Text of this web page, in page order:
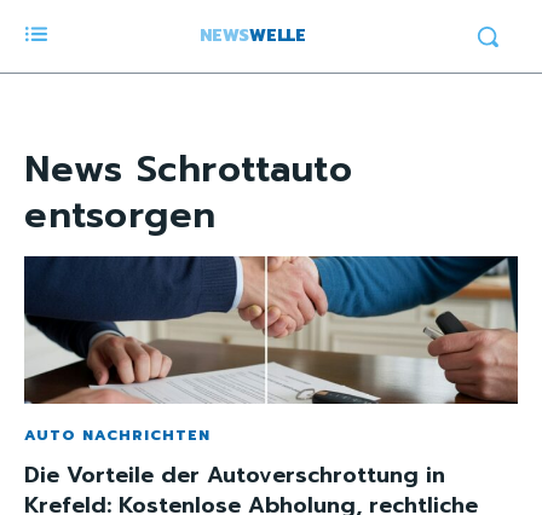
NEWSWELLE
News Schrottauto
entsorgen
AUTO NACHRICHTEN
Die Vorteile der Autoverschrottung in
Krefeld: Kostenlose Abholung, rechtliche